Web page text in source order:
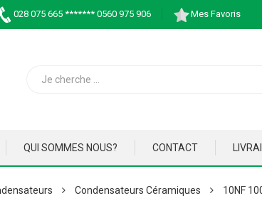
028 075 665 ******* 0560 975 906 Mes Favoris
QUI SOMMES NOUS? CONTACT
Condensateurs Céramiques 10NF